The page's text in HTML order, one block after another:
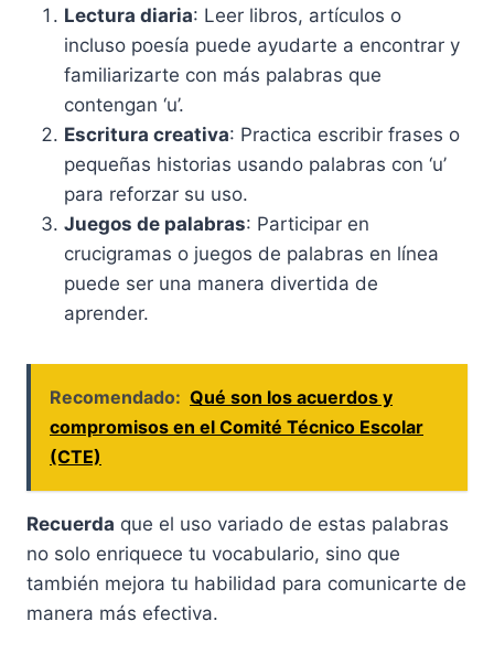
Lectura diaria: Leer libros, artículos o
incluso poesía puede ayudarte a encontrar y
familiarizarte con más palabras que
contengan ‘u’.
Escritura creativa: Practica escribir frases o
pequeñas historias usando palabras con ‘u’
para reforzar su uso.
Juegos de palabras: Participar en
crucigramas o juegos de palabras en línea
puede ser una manera divertida de
aprender.
Recomendado: Qué son los acuerdos y
compromisos en el Comité Técnico Escolar
(CTE)
Recuerda que el uso variado de estas palabras
no solo enriquece tu vocabulario, sino que
también mejora tu habilidad para comunicarte de
manera más efectiva.